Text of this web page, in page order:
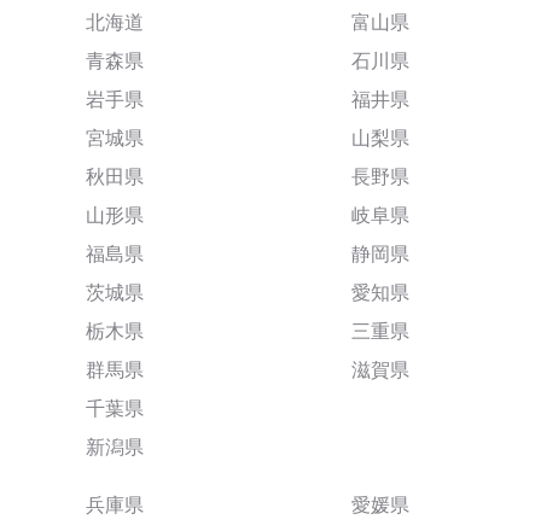
北海道
青森県
岩手県
宮城県
秋田県
山形県
福島県
茨城県
栃木県
群馬県
千葉県
新潟県
富山県
石川県
福井県
山梨県
長野県
岐阜県
静岡県
愛知県
三重県
滋賀県
兵庫県
愛媛県